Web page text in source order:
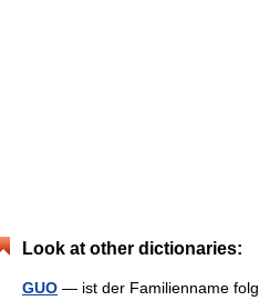
Look at other dictionaries:
GUO — ist der Familienname